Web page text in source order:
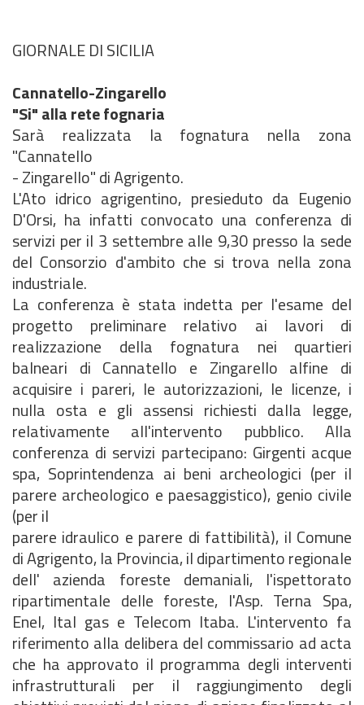
GIORNALE DI SICILIA
Cannatello-Zingarello
"Si" alla rete fognaria
Sarà realizzata la fognatura nella zona
"Cannatello
- Zingarello" di Agrigento.
L'Ato idrico agrigentino, presieduto da Eugenio
D'Orsi, ha infatti convocato una conferenza di
servizi per il 3 settembre alle 9,30 presso la sede
del Consorzio d'ambito che si trova nella zona
industriale.
La conferenza è stata indetta per l'esame del
progetto preliminare relativo ai lavori di
realizzazione della fognatura nei quartieri
balneari di Cannatello e Zingarello alfine di
acquisire i pareri, le autorizzazioni, le licenze, i
nulla osta e gli assensi richiesti dalla legge,
relativamente all'intervento pubblico. Alla
conferenza di servizi partecipano: Girgenti acque
spa, Soprintendenza ai beni archeologici (per il
parere archeologico e paesaggistico), genio civile
(per il
parere idraulico e parere di fattibilità), il Comune
di Agrigento, la Provincia, il dipartimento regionale
dell' azienda foreste demaniali, l'ispettorato
ripartimentale delle foreste, l'Asp. Terna Spa,
Enel, ltal gas e Telecom Itaba. L'intervento fa
riferimento alla delibera del commissario ad acta
che ha approvato il programma degli interventi
infrastrutturali per il raggiungimento degli